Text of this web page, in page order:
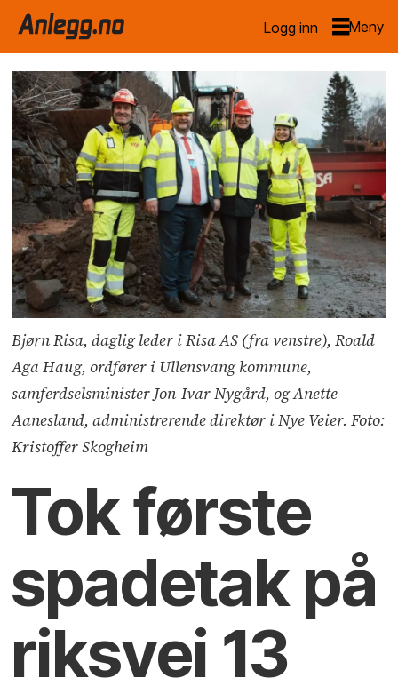
Logg inn
Bjørn Risa, daglig leder i Risa AS (fra venstre), Roald
Aga Haug, ordfører i Ullensvang kommune,
samferdselsminister Jon-Ivar Nygård, og Anette
Aanesland, administrerende direktør i Nye Veier. Foto:
Kristoffer Skogheim
Tok første
spadetak på
riksvei 13